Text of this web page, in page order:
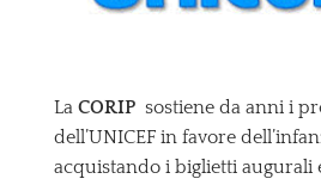
La CORIP sostiene da anni i
dell’UNICEF in favore
acquistando i biglietti augurali